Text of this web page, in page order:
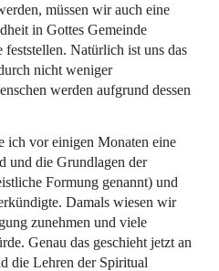
müssen wir auch eine
in Gottes Gemeinde
feststellen. Natürlich ist uns das
nicht weniger
werden aufgrund dessen
vor einigen Monaten eine
und die Grundlagen der
Formung genannt) und
Damals wiesen wir
zunehmen und viele
Genau das geschieht jetzt an
die Lehren der Spiritual